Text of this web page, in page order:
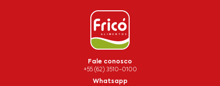
Fale conosco
+55 (62) 3510-0100
Whatsapp